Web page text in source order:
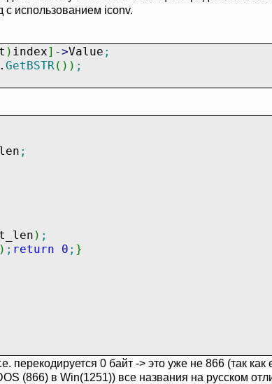
с использованием iconv.
) index] ->Value ;
GetBSTR ( ) ) ;
;
) ;
) ; return 0 ; }
перекодируется 0 байт -> это уже не 866 (так
(866) в Win(1251)) все названия на русском